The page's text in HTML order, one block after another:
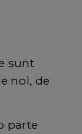
sunt
noi, de
parte